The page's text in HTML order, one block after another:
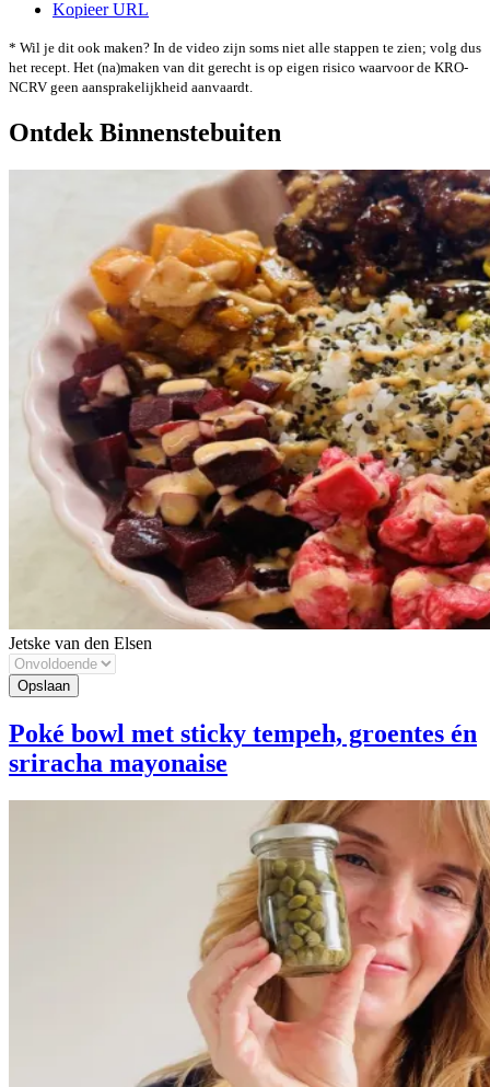
Kopieer URL
* Wil je dit ook maken? In de video zijn soms niet alle stappen te zien; volg dus
het recept. Het (na)maken van dit gerecht is op eigen risico waarvoor de KRO-
NCRV geen aansprakelijkheid aanvaardt.
Ontdek Binnenstebuiten
Jetske van den Elsen
Poké bowl met sticky tempeh, groentes én
sriracha mayonaise